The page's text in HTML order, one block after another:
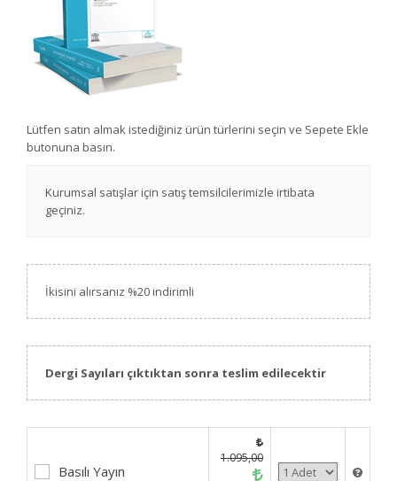
Lütfen satın almak istediğiniz ürün türlerini seçin ve Sepete Ekle
butonuna basın.
Kurumsal satışlar için satış temsilcilerimizle irtibata
geçiniz.
İkisini alırsanız %20 indirimli
Dergi Sayıları çıktıktan sonra teslim edilecektir
Basılı Yayın
1.095,00